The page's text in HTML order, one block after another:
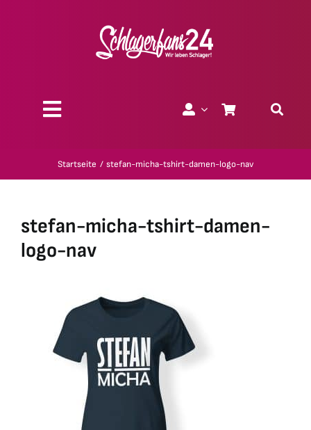
Toggle
Geschenk-Gutscheine
Startseite stefan-micha-tshirt-damen-logo-nav
stefan-micha-tshirt-damen-
logo-nav